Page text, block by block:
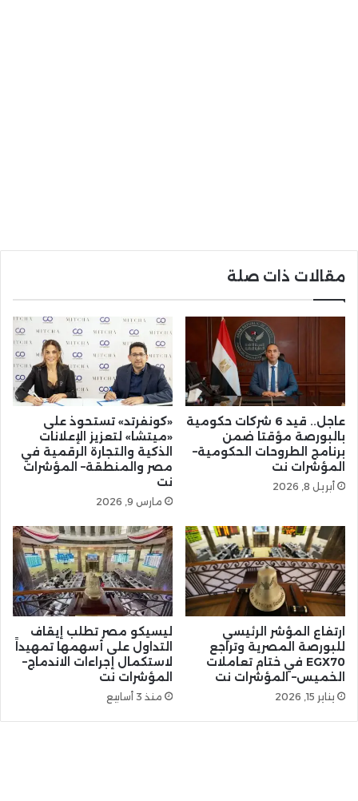
مقالات ذات صلة
عاجل.. قيد 6 شركات حكومية
بالبورصة مؤقتا ضمن
برنامج الطروحات الحكومية–
المؤشرات نت
أبريل 8, 2026
«كونفرتد» تستحوذ على
«ميتشا» لتعزيز الإعلانات
الذكية والتجارة الرقمية في
مصر والمنطقة– المؤشرات
نت
مارس 9, 2026
ارتفاع المؤشر الرئيسي
للبورصة المصرية وتراجع
EGX70 في ختام تعاملات
الخميس– المؤشرات نت
يناير 15, 2026
ليسيكو مصر تطلب إيقاف
التداول على أسهمها تمهيداً
لاستكمال إجراءات الاندماج–
المؤشرات نت
منذ 3 أسابيع